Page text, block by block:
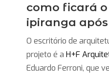
como ficará
ipiranga
O escritório de
projeto é a H+F
Eduardo Ferroni, que